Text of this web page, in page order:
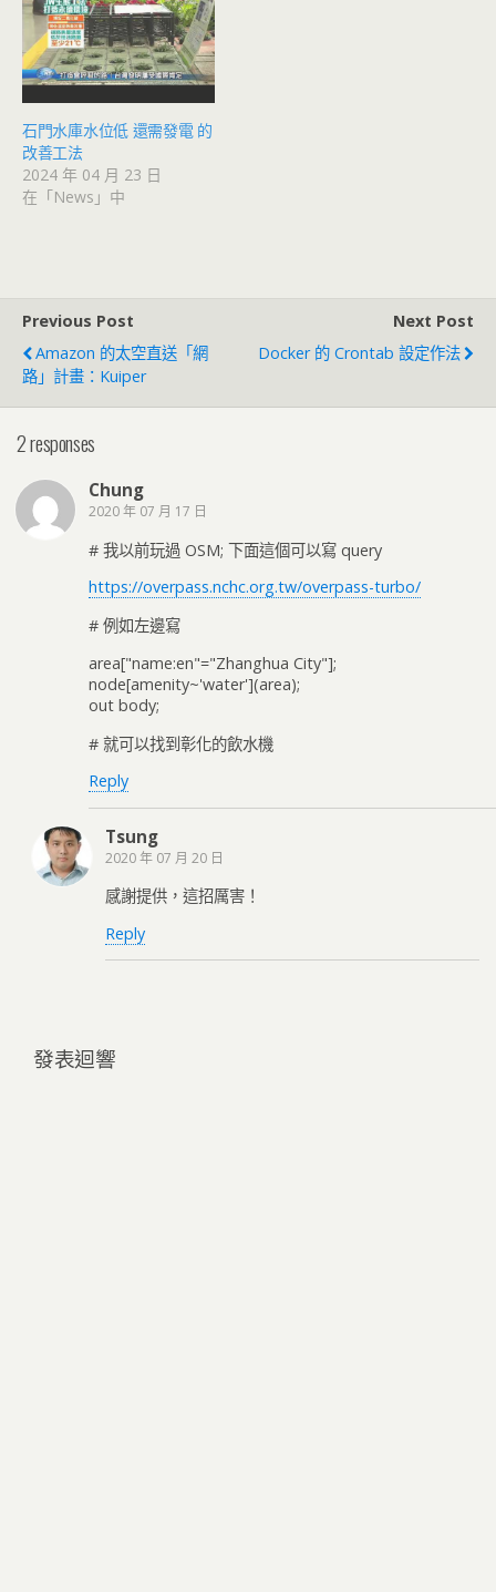
石門水庫水位低 還需發電 的
改善工法
2024 年 04 月 23 日
在「News」中
Previous Post
Amazon 的太空直送「網
路」計畫：Kuiper
Next Post
Docker 的 Crontab 設定作法
2 responses
Chung
2020 年 07 月 17 日
# 我以前玩過 OSM; 下面這個可以寫 query
https://overpass.nchc.org.tw/overpass-turbo/
# 例如左邊寫
area["name:en"="Zhanghua City"];
node[amenity~'water'](area);
out body;
# 就可以找到彰化的飲水機
Reply
Tsung
2020 年 07 月 20 日
感謝提供，這招厲害！
Reply
發表迴響